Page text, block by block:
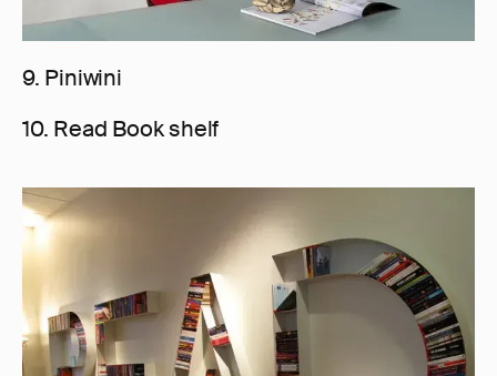
9. Piniwini
10. Read Book shelf